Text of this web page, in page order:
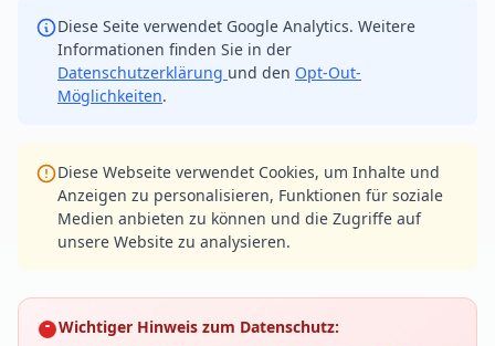
Diese Seite verwendet Google Analytics. Weitere
Informationen finden Sie in der
Datenschutzerklärung und den Opt-Out-
Möglichkeiten.
Diese Webseite verwendet Cookies, um Inhalte und
Anzeigen zu personalisieren, Funktionen für soziale
Medien anbieten zu können und die Zugriffe auf
unsere Website zu analysieren.
Wichtiger Hinweis zum Datenschutz: